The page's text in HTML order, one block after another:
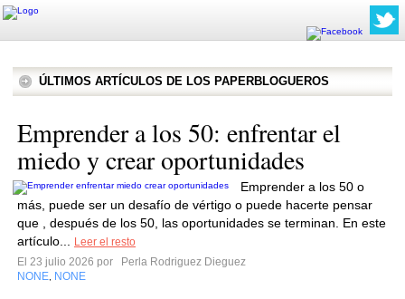
ÚLTIMOS ARTÍCULOS DE LOS PAPERBLOGUEROS
Emprender a los 50: enfrentar el
miedo y crear oportunidades
Emprender a los 50 o
más, puede ser un desafío de vértigo o puede hacerte pensar
que , después de los 50, las oportunidades se terminan. En este
artículo...
Leer el resto
El 23 julio 2026 por
Perla Rodriguez Dieguez
NONE NONE